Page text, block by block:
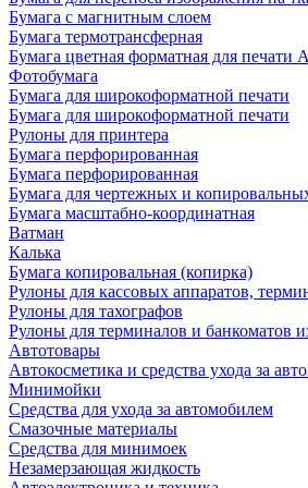
Бумага с магнитным слоем
Бумага термотрансферная
Бумага цветная форматная для печати
Фотобумага
Бумага для широкоформатной печати
Бумага для широкоформатной печати
Рулоны для принтера
Бумага перфорированная
Бумага перфорированная
Бумага для чертежных и
Бумага масштабно-координатная
Ватман
Калька
Бумага копировальная (копирка)
Рулоны для кассовых аппаратов,
Рулоны для тахографов
Рулоны для терминалов и банкоматов
Автотовары
Автокосметика и средства ухода за
Минимойки
Средства для ухода за автомобилем
Смазочные материалы
Средства для минимоек
Незамерзающая жидкость